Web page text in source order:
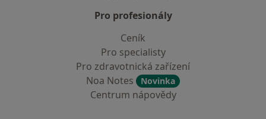
Pro profesionály
Ceník
Pro specialisty
Pro zdravotnická zařízení
Noa Notes
Novinka
Centrum nápovědy